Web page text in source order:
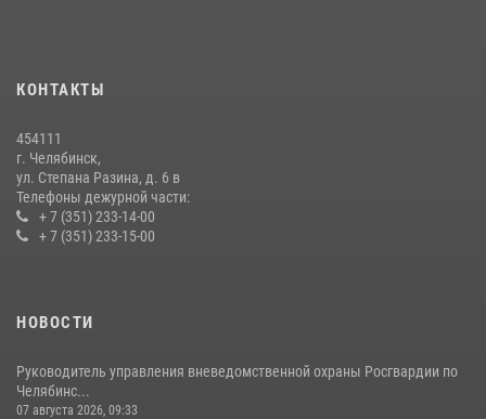
28 июля 2026, 10:38
КОНТАКТЫ
454111
г. Челябинск,
ул. Степана Разина, д. 6 в
Телефоны дежурной части:
+ 7 (351) 233-14-00
+ 7 (351) 233-15-00
НОВОСТИ
Руководитель управления вневедомственной охраны Росгвардии по
Челябинс...
07 августа 2026, 09:33